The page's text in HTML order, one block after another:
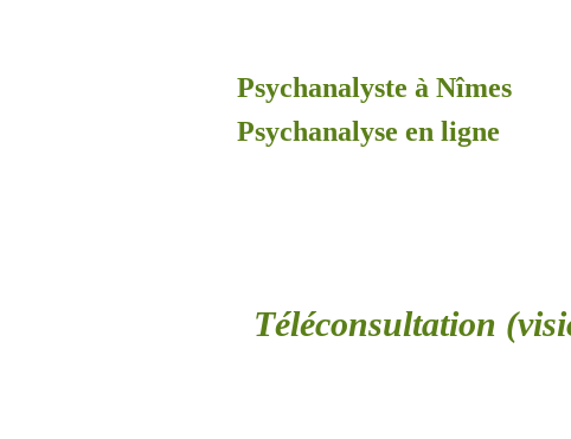
Psychanalyste à Nîmes
Psychanalyse en ligne
Téléconsultation